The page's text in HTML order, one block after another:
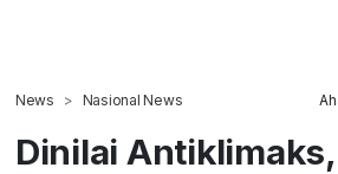
News Nasional News
Dinilai